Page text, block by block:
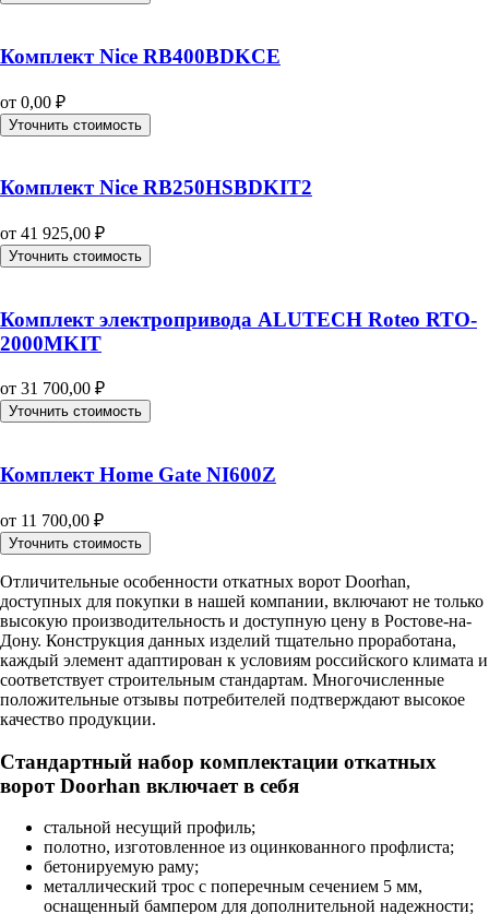
Комплект Nice RB400BDKCE
от 0,00 ₽
Уточнить стоимость
Комплект Nice RB250HSBDKIT2
от 41 925,00 ₽
Уточнить стоимость
Комплект электропривода ALUTECH Roteo RTO-
2000MKIT
от 31 700,00 ₽
Уточнить стоимость
Комплект Home Gate NI600Z
от 11 700,00 ₽
Уточнить стоимость
Отличительные особенности откатных ворот Doorhan,
доступных для покупки в нашей компании, включают не только
высокую производительность и доступную цену в Ростове-на-
Дону. Конструкция данных изделий тщательно проработана,
каждый элемент адаптирован к условиям российского климата и
соответствует строительным стандартам. Многочисленные
положительные отзывы потребителей подтверждают высокое
качество продукции.
Стандартный набор комплектации откатных
ворот Doorhan включает в себя
стальной несущий профиль;
полотно, изготовленное из оцинкованного профлиста;
бетонируемую раму;
металлический трос с поперечным сечением 5 мм,
оснащенный бампером для дополнительной надежности;